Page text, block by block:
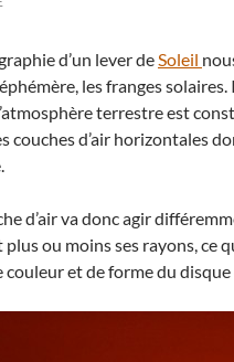
d’un lever deSoleil
les franges
terrestre est
couches d’air horizontales
d’air va donc agir
ou moins ses rayons, ce
couleur et de forme du